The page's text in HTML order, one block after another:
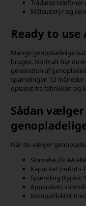
Trådløse
Måleudstyr og
Ready to use
Mange genopladelige
bruges. Normalt har de
generation af
spændingen 12 måneder
opladet fra fabrikken og
Sådan
Når du vælger
Størrelse (fx AA
Kapacitet (mAh)
Spænding (typisk
Apparatets
Kompatibilitet